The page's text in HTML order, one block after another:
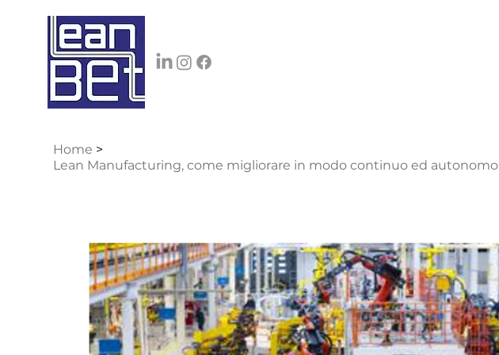
Home >
Lean Manufacturing, come migliorare in modo continuo ed autonomo